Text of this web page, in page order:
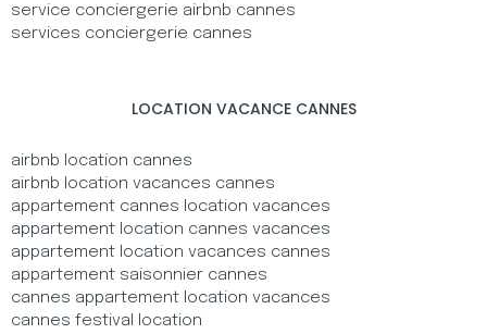
service conciergerie airbnb cannes
services conciergerie cannes
LOCATION VACANCE CANNES
airbnb location cannes
airbnb location vacances cannes
appartement cannes location vacances
appartement location cannes vacances
appartement location vacances cannes
appartement saisonnier cannes
cannes appartement location vacances
cannes festival location